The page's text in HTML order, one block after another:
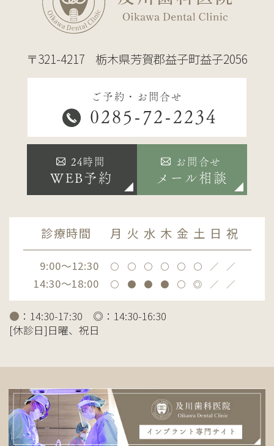
〒321-4217 栃木県芳賀郡益子町益子2056
ご予約・お問合せ
0285-72-2234
24時間
WEB予約
お問合せ
メール相談
診療時間 月 火 水 木 金 土 日 祝
9:00～12:30 〇 〇 〇 〇 〇 〇 ／ ／
14:30～18:00 〇 ● ● ● 〇 ◎ ／ ／
● ：14:30-17:30 ◎：14:30-16:30
[休診日]日曜、祝日